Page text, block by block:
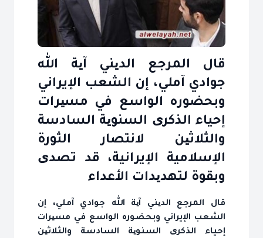
قال المرجع الدیني آیة الله
جوادي آملي، إن الشعب الإيراني
وبحضوره الواسع في مسیرات
إحياء الذكری السنویة السادسة
والثلاثین لانتصار الثورة
الإسلامية الإيرانية، قد تصدی
وبقوة لتهدیدات الأعداء
قال المرجع الدیني آیة الله جوادي آملي، إن
الشعب الإيراني وبحضوره الواسع في مسیرات
إحياء الذكری السنویة السادسة والثلاثین